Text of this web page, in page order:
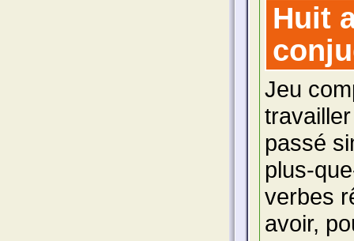
Huit
Jeu
passé
plus-
verbes
avoir,